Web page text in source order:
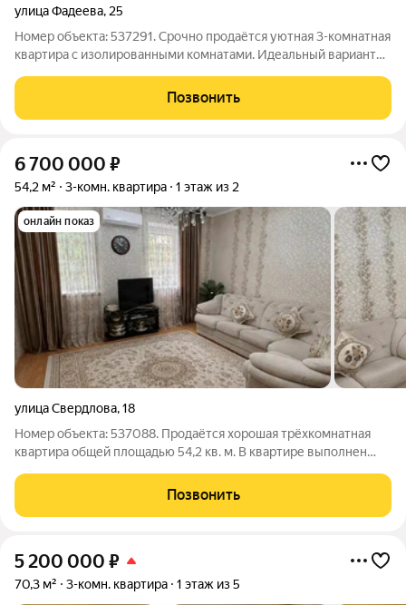
улица Фадеева, 25
Номер объекта: 537291. Срочно продаётся уютная 3-комнатная
квартира с изолированными комнатами. Идеальный вариант
санузел. 2 застеклённые лоджии (одна из них с погребом). В
квартире есть
Позвонить
6 700 000 ₽
54,2 м² 3-комн. квартира 1 этаж из 2
онлайн показ
улица Свердлова,18
Номер объекта: 537088. Продаётся хорошая трёхкомнатная
квартира общей площадью 54,2 кв. м. В квартире выполнен
дополнительных вложений. Отопление в квартире
обеспечивают две газовые
Позвонить
5 200 000 ₽
70,3 м² 3-комн. квартира 1 этаж из 5